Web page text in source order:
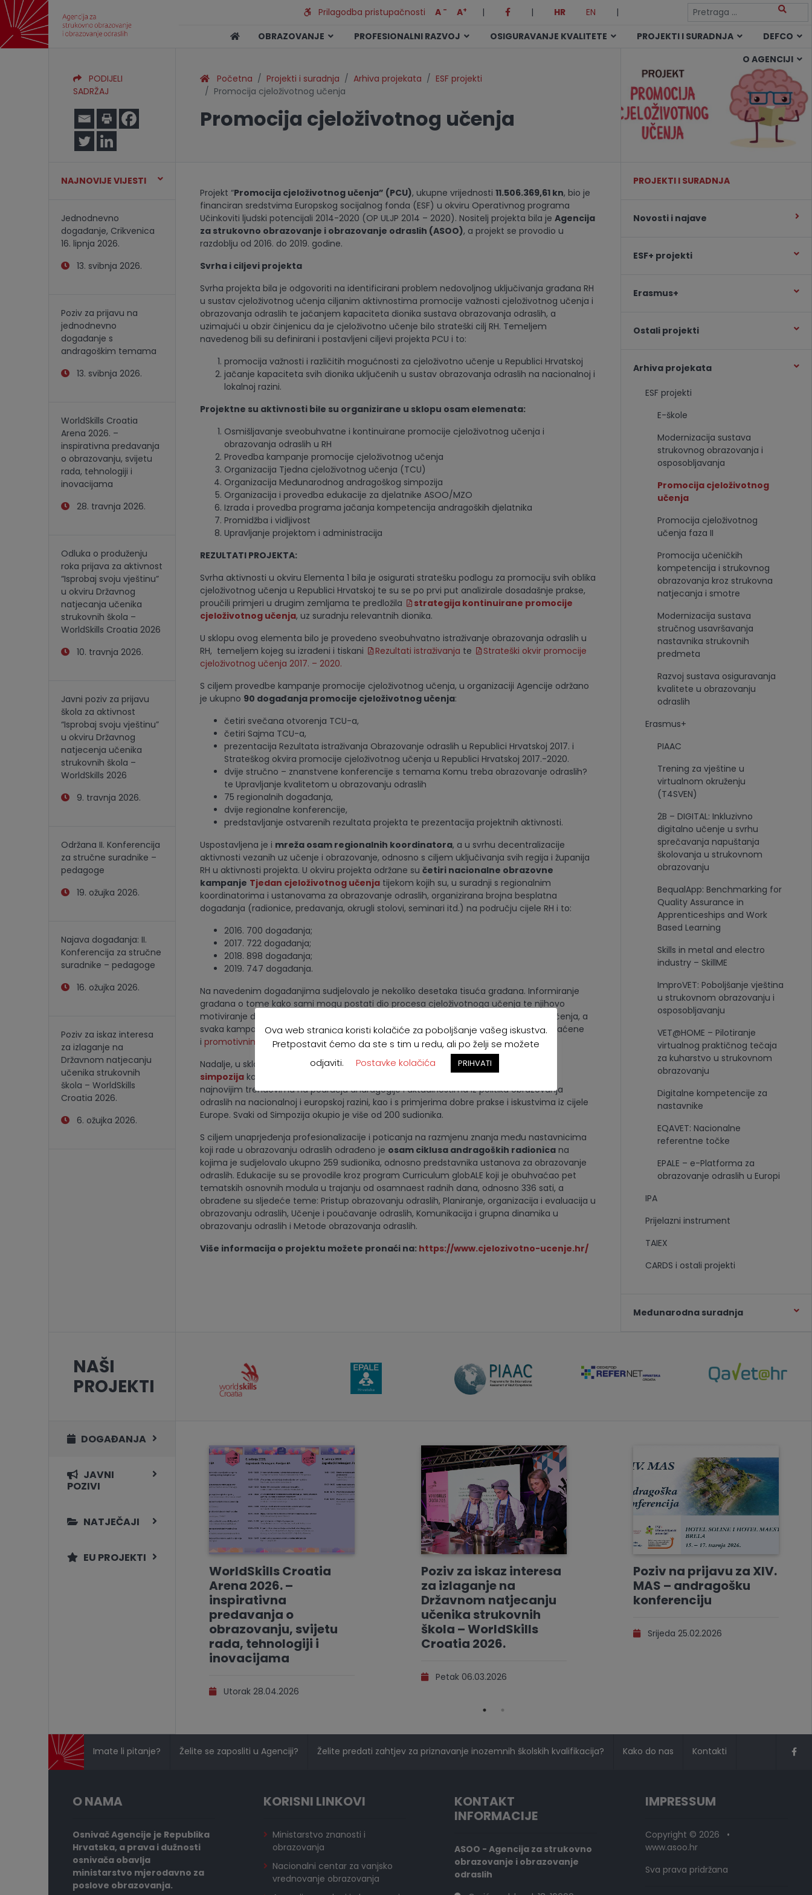
Prilagodba pristupačnosti A - A+ | | HR EN
|
OBRAZOVANJE
PROFESIONALNI RAZVOJ OSIGURAVANJE KVALITETE PROJEKTI I SURADNJA
DEFCO
O AGENCIJI
PODIJELI
SADRŽAJ
Početna Projekti i suradnja Arhiva projekata
ESF projekti
Promocija cjeloživotnog učenja
Promocija cjeloživotnog učenja
NAJNOVIJE VIJESTI
Jednodnevno
događanje, Crikvenica
16. lipnja 2026.
13. svibnja 2026.
Poziv za prijavu na
jednodnevno
događanje s
andragoškim temama
13. svibnja 2026.
WorldSkills Croatia
Arena 2026. –
inspirativna predavanja
o obrazovanju, svijetu
rada, tehnologiji i
inovacijama
28. travnja 2026.
Odluka o produženju
roka prijava za aktivnost
”Isprobaj svoju vještinu”
u okviru Državnog
natjecanja učenika
strukovnih škola –
WorldSkills Croatia 2026
10. travnja 2026.
Javni poziv za prijavu
škola za aktivnost
“Isprobaj svoju vještinu”
u okviru Državnog
natjecenja učenika
strukovnih škola –
WorldSkills 2026
9. travnja 2026.
Održana II. Konferencija
za stručne suradnike –
pedagoge
19. ožujka 2026.
Najava događanja: II.
Konferencija za stručne
suradnike – pedagoge
16. ožujka 2026.
Poziv za iskaz interesa
za izlaganje na
Državnom natjecanju
učenika strukovnih
škola – WorldSkills
Croatia 2026.
6. ožujka 2026.
Projekt “Promocija cjeloživotnog učenja” (PCU), ukupne vrijednosti 11.506.369,61 kn, bio je
financiran sredstvima Europskog socijalnog fonda (ESF) u okviru Operativnog programa
Učinkoviti ljudski potencijali 2014-2020 (OP ULJP 2014 – 2020). Nositelj projekta bila je Agencija
za strukovno obrazovanje i obrazovanje odraslih (ASOO), a projekt se provodio u
razdoblju od 2016. do 2019. godine.
Svrha i ciljevi projekta
Svrha projekta bila je odgovoriti na identificirani problem nedovoljnog uključivanja građana RH
u sustav cjeloživotnog učenja ciljanim aktivnostima promocije važnosti cjeloživotnog učenja i
obrazovanja odraslih te jačanjem kapaciteta dionika sustava obrazovanja odraslih, a
uzimajući u obzir činjenicu da je cjeloživotno učenje bilo strateški cilj RH. Temeljem
navedenog bili su definirani i postavljeni ciljevi projekta PCU i to:
promocija važnosti i različitih mogućnosti za cjeloživotno učenje u Republici Hrvatskoj
jačanje kapaciteta svih dionika uključenih u sustav obrazovanja odraslih na nacionalnoj i
lokalnoj razini.
Projektne su aktivnosti bile su organizirane u sklopu osam elemenata:
Osmišljavanje sveobuhvatne i kontinuirane promocije cjeloživotnog učenja i
obrazovanja odraslih u RH
Provedba kampanje promocije cjeloživotnog učenja
Organizacija Tjedna cjeloživotnog učenja (TCU)
Organizacija Međunarodnog andragoškog simpozija
Organizacija i provedba edukacije za djelatnike ASOO/MZO
Izrada i provedba programa jačanja kompetencija andragoških djelatnika
Promidžba i vidljivost
Upravljanje projektom i administracija
REZULTATI PROJEKTA:
Svrha aktivnosti u okviru Elementa 1 bila je osigurati stratešku podlogu za promociju svih oblika
cjeloživotnog učenja u Republici Hrvatskoj te su se po prvi put analizirale dosadašnje prakse,
proučili primjeri u drugim zemljama te predložila
strategija kontinuirane promocije
cjeloživotnog učenja, uz suradnju relevantnih dionika.
U sklopu ovog elementa bilo je provedeno sveobuhvatno istraživanje obrazovanja odraslih u
RH, temeljem kojeg su izrađeni i tiskani
Rezultati istraživanja te
Strateški okvir promocije
cjeloživotnog učenja 2017. – 2020.
S ciljem provedbe kampanje promocije cjeloživotnog učenja, u organizaciji Agencije održano
je ukupno 90 događanja promocije cjeloživotnog učenja:
četiri svečana otvorenja TCU-a,
četiri Sajma TCU-a,
prezentacija Rezultata istraživanja Obrazovanje odraslih u Republici Hrvatskoj 2017. i
Strateškog okvira promocije cjeloživotnog učenja u Republici Hrvatskoj 2017.-2020.
dvije stručno – znanstvene konferencije s temama Komu treba obrazovanje odraslih?
te Upravljanje kvalitetom u obrazovanju odraslih
75 regionalnih događanja,
dvije regionalne konferencije,
predstavljanje ostvarenih rezultata projekta te prezentacija projektnih aktivnosti.
Uspostavljena je i mreža osam regionalnih koordinatora, a u svrhu decentralizacije
aktivnosti vezanih uz učenje i obrazovanje, odnosno s ciljem uključivanja svih regija i županija
RH u aktivnosti projekta. U okviru projekta održane su četiri nacionalne obrazovne
kampanje Tjedan cjeloživotnog učenjatijekom kojih su, u suradnji s regionalnim
koordinatorima i ustanovama za obrazovanje odraslih, organizirana brojna besplatna
događanja (radionice, predavanja, okrugli stolovi, seminari itd.) na području cijele RH i to:
2016. 700 događanja;
2017. 722 događanja;
2018. 898 događanja;
2019. 747 događanja.
Na navedenim događanjima sudjelovalo je nekoliko desetaka tisuća građana. Informiranje
građana o tome kako sami mogu postati dio procesa cjeloživotnoga učenja te njihovo
motiviranje da se na taj korak odvaže, bilo je okosnica svakog Tjedna cjeloživotnog učenja, a
svaka kampanja bila je i snažno medijski popraćena. Aktivnosti kampanje bile su popraćene
i promotivnim materijalima te brošurama o rezultatima kampanje.
Nadalje, u sklopu projekta održana su ukupnočetiri Međunarodna andragoška
simpozijakoji su omogućili svima koji rade u obrazovanju odraslih da se upoznaju s
najnovijim trendovima na području andragogije i aktualnostima iz politika obrazovanja
odraslih na nacionalnoj i europskoj razini, kao i s primjerima dobre prakse i iskustvima iz cijele
Europe. Svaki od Simpozija okupio je više od 200 sudionika.
S ciljem unaprjeđenja profesionalizacije i poticanja na razmjenu znanja među nastavnicima
koji rade u obrazovanju odraslih odrađeno je osam ciklusa andragoških radionicana
kojima je sudjelovalo ukupno 259 sudionika, odnosno predstavnika ustanova za obrazovanje
odraslih. Edukacije su se provodile kroz program Curriculum globALE koji je obuhvaćao pet
tematskih osnovnih modula u trajanju od osamnaest radnih dana, odnosno 336 sati, a
obrađene su sljedeće teme: Pristup obrazovanju odraslih, Planiranje, organizacija i evaluacija u
obrazovanju odraslih, Učenje i poučavanje odraslih, Komunikacija i grupna dinamika u
obrazovanju odraslih i Metode obrazovanja odraslih.
Više informacija o projektu možete pronaći na: https://www.cjelozivotno-ucenje.hr/
PROJEKTI I SURADNJA
Novosti i najave
ESF+ projekti
Erasmus+
Ostali projekti
Arhiva projekata
ESF projekti
E-škole
Modernizacija sustava
strukovnog obrazovanja i
osposobljavanja
Promocija cjeloživotnog
učenja
Promocija cjeloživotnog
učenja faza II
Promocija učeničkih
kompetencija i strukovnog
obrazovanja kroz strukovna
natjecanja i smotre
Modernizacija sustava
stručnog usavršavanja
nastavnika strukovnih
predmeta
Razvoj sustava osiguravanja
kvalitete u obrazovanju
odraslih
Erasmus+
PIAAC
Trening za vještine u
virtualnom okruženju
(T4SVEN)
2B – DIGITAL: Inkluzivno
digitalno učenje u svrhu
sprečavanja napuštanja
školovanja u strukovnom
obrazovanju
BequalApp: Benchmarking for
Quality Assurance in
Apprenticeships and Work
Based Learning
Skills in metal and electro
industry – SkillME
ImproVET: Poboljšanje vještina
u strukovnom obrazovanju i
osposobljavanju
VET@HOME – Pilotiranje
virtualnog praktičnog tečaja
za kuharstvo u strukovnom
obrazovanju
Digitalne kompetencije za
nastavnike
EQAVET: Nacionalne
referentne točke
EPALE – e-Platforma za
obrazovanje odraslih u Europi
IPA
Prijelazni instrument
TAIEX
CARDS i ostali projekti
Međunarodna suradnja
NAŠI
PROJEKTI
DOGAĐANJA
JAVNI
POZIVI
NATJEČAJI
EU PROJEKTI
WorldSkills Croatia
Arena 2026. –
inspirativna
predavanja o
obrazovanju, svijetu
rada, tehnologiji i
inovacijama
Utorak 28.04.2026
Poziv za iskaz interesa
za izlaganje na
Državnom natjecanju
učenika strukovnih
škola – WorldSkills
Croatia 2026.
Petak 06.03.2026
Poziv na prijavu za XIV.
MAS – andragošku
konferenciju
Srijeda 25.02.2026
Imate li pitanje? Želite se zaposliti u Agenciji? Želite predati zahtjev za priznavanje inozemnih školskih kvalifikacija? Kako do nas Kontakti
O NAMA
Osnivač Agencije je Republika
Hrvatska, a prava i dužnosti
osnivača obavlja
ministarstvo mjerodavno za
poslove obrazovanja.
KORISNI LINKOVI
Ministarstvo znanosti i
obrazovanja
Nacionalni centar za vanjsko
vrednovanje obrazovanja
KONTAKT
INFORMACIJE
ASOO - Agencija za strukovno
obrazovanje i obrazovanje
odraslih
IMPRESSUM
Copyright © 2026 •
www.asoo.hr
Sva prava pridržana
Ova web stranica koristi kolačiće za poboljšanje vašeg iskustva.
Pretpostavit ćemo da ste s tim u redu, ali po želji se možete
odjaviti.
Postavke kolačića PRIHVATI